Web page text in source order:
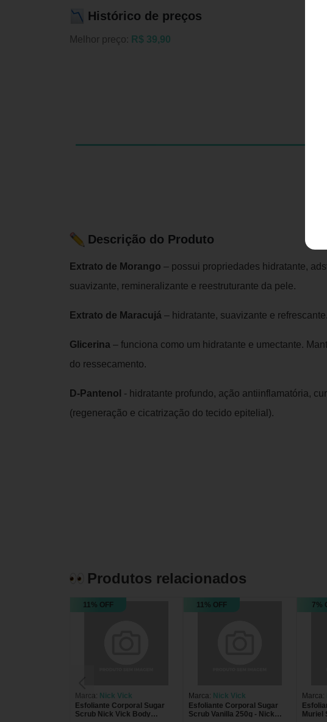
Histórico de preços
Melhor preço: R$ 39,90
Descrição do Produto
Extrato de Morango – possui propriedades hidratante,
suavizante, remineralizante e reestruturante da pele.
Extrato de Maracujá – hidratante, suavizante e refrescante.
Glicerina – funciona como um hidratante e umectante.
do ressecamento.
D-Pantenol - hidratante profundo, ação antiinflamatória,
(regeneração e cicatrização do tecido epitelial).
Produtos relacionados
11% OFF
Marca: Nick Vick
Esfoliante Corporal Sugar
Scrub Nick Vick Body
11% OFF
Marca: Nick Vick
Esfoliante Corporal Sugar
Scrub Vanilla 250g - Nick
7%
Marca:
Muriel